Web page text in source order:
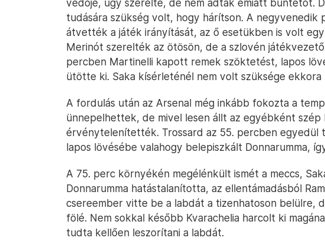
védője, úgy szerelte, de nem adtak emiatt büntetőt.
tudására szükség volt, hogy hárítson. A negyvenedik
átvették a játék irányítását, az ő esetükben is volt
Merinót szerelték az ötösön, de a szlovén
percben Martinelli kapott remek szöktetést, lapos
ütötte ki. Saka kísérleténél nem volt szüksége ekkora
A fordulás után az Arsenal még inkább fokozta a
ünnepelhettek, de mivel lesen állt az egyébként szép
érvénytelenítették. Trossard az 55. percben egyedül
lapos lövésébe valahogy belepiszkált Donnarumma,
A 75. perc környékén megélénkült ismét a meccs,
Donnarumma hatástalanította, az ellentámadásból
csereember vitte be a labdát a tizenhatoson belülre,
fölé. Nem sokkal később Kvarachelia harcolt ki
tudta kellően leszorítani a labdát.